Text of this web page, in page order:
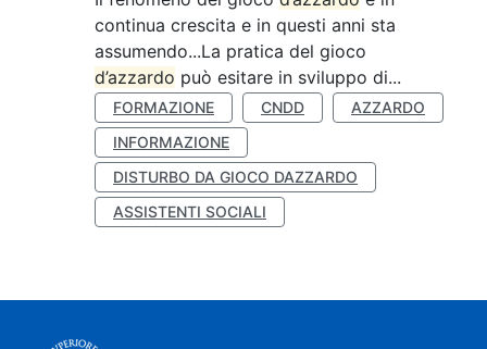
continua crescita e in questi anni sta
assumendo...La pratica del gioco
d’azzardo può esitare in sviluppo di...
FORMAZIONE CNDD
AZZARDO
INFORMAZIONE
DISTURBO DA GIOCO DAZZARDO
ASSISTENTI SOCIALI